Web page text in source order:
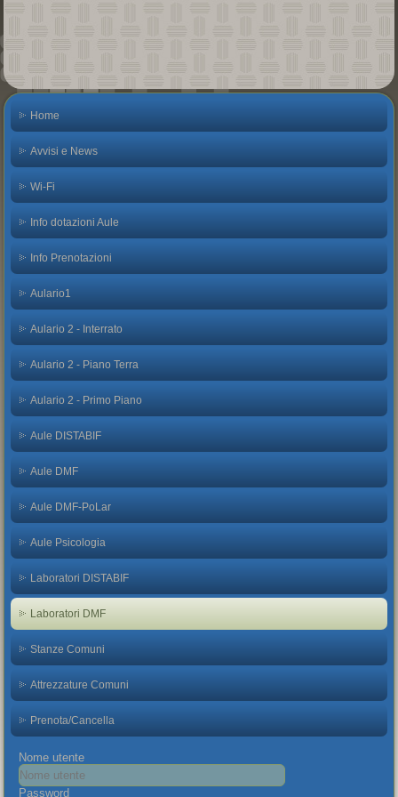
Home
Avvisi e News
Wi-Fi
Info dotazioni Aule
Info Prenotazioni
Aulario1
Aulario 2 - Interrato
Aulario 2 - Piano Terra
Aulario 2 - Primo Piano
Aule DISTABIF
Aule DMF
Aule DMF-PoLar
Aule Psicologia
Laboratori DISTABIF
Laboratori DMF
Stanze Comuni
Attrezzature Comuni
Prenota/Cancella
Nome utente
Password